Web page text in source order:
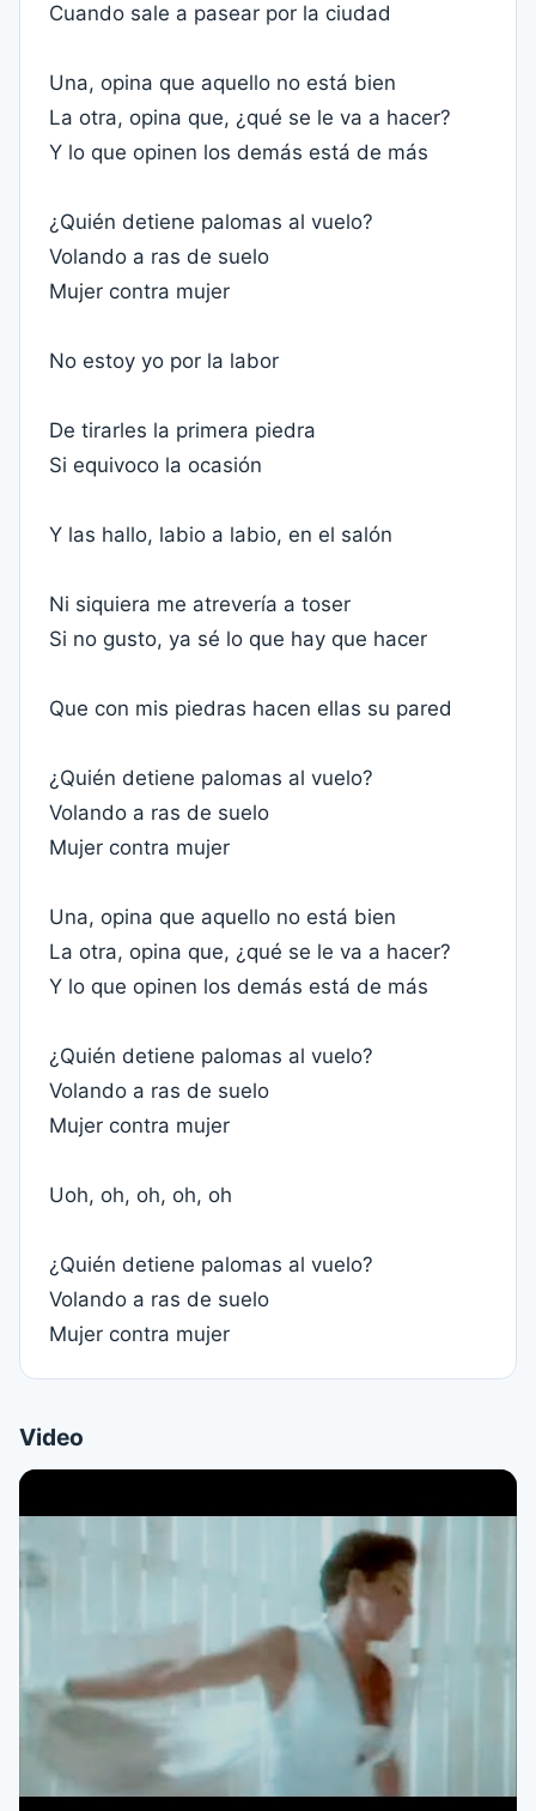
Cuando sale a pasear por la ciudad
Una, opina que aquello no está bien
La otra, opina que, ¿qué se le va a hacer?
Y lo que opinen los demás está de más
¿Quién detiene palomas al vuelo?
Volando a ras de suelo
Mujer contra mujer
No estoy yo por la labor
De tirarles la primera piedra
Si equivoco la ocasión
Y las hallo, labio a labio, en el salón
Ni siquiera me atrevería a toser
Si no gusto, ya sé lo que hay que hacer
Que con mis piedras hacen ellas su pared
¿Quién detiene palomas al vuelo?
Volando a ras de suelo
Mujer contra mujer
Una, opina que aquello no está bien
La otra, opina que, ¿qué se le va a hacer?
Y lo que opinen los demás está de más
¿Quién detiene palomas al vuelo?
Volando a ras de suelo
Mujer contra mujer
Uoh, oh, oh, oh, oh
¿Quién detiene palomas al vuelo?
Volando a ras de suelo
Mujer contra mujer
Video